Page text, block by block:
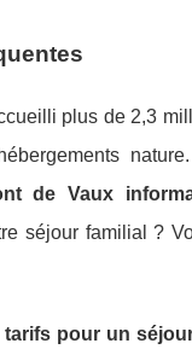
plus de 2,3
de Vaux
séjour familial ?
tarifs pour un